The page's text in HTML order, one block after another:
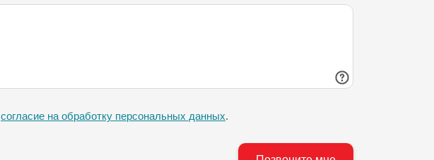
согласие на обработку персональных данных.